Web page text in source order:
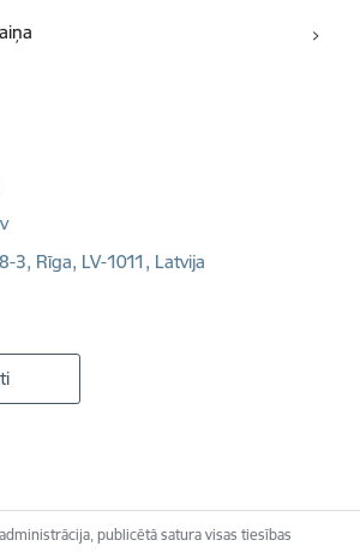
3, Rīga, LV-1011, Latvija
publicētā satura visas tiesības